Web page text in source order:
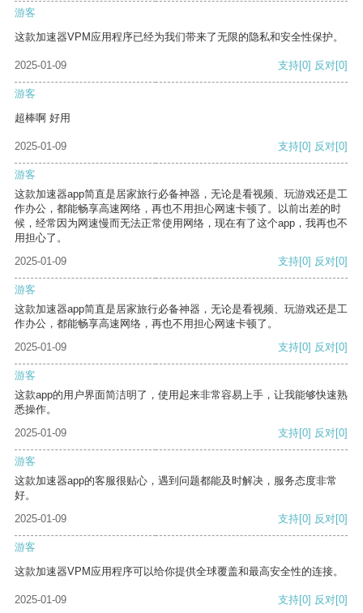
游客
这款加速器VPM应用程序已经为我们带来了无限的隐私和安全性保护。
2025-01-09 支持[0] 反对[0]
游客
超棒啊 好用
2025-01-09 支持[0] 反对[0]
游客
这款加速器app简直是居家旅行必备神器，无论是看视频、玩游戏还是工
作办公，都能畅享高速网络，再也不用担心网速卡顿了。以前出差的时
候，经常因为网速慢而无法正常使用网络，现在有了这个app，我再也不
用担心了。
2025-01-09
支持[0] 反对[0]
游客
这款加速器app简直是居家旅行必备神器，无论是看视频、玩游戏还是工
作办公，都能畅享高速网络，再也不用担心网速卡顿了。
2025-01-09
支持[0] 反对[0]
游客
这款app的用户界面简洁明了，使用起来非常容易上手，让我能够快速熟
悉操作。
2025-01-09
支持[0] 反对[0]
游客
这款加速器app的客服很贴心，遇到问题都能及时解决，服务态度非常
好。
2025-01-09
支持[0] 反对[0]
游客
这款加速器VPM应用程序可以给你提供全球覆盖和最高安全性的连接。
2025-01-09 支持[0] 反对[0]